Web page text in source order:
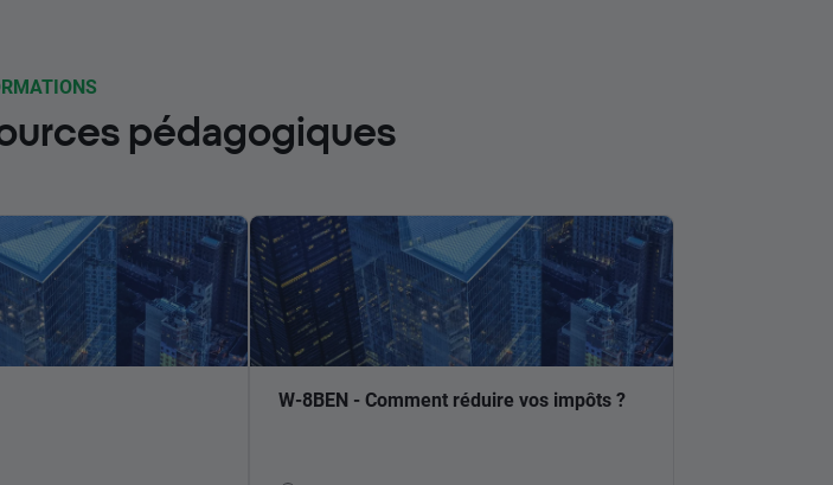
pédagogiques
W-8BEN - Comment réduire vos impôts ?